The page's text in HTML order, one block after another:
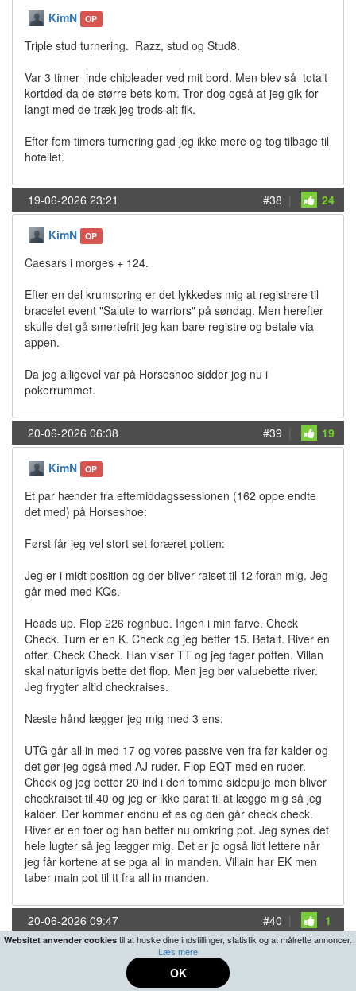
KimN OP
Triple stud turnering. Razz, stud og Stud8.
Var 3 timer inde chipleader ved mit bord. Men blev så totalt
kortdød da de større bets kom. Tror dog også at jeg gik for
langt med de træk jeg trods alt fik.
Efter fem timers turnering gad jeg ikke mere og tog tilbage til
hotellet.
19-06-2026 23:21 #38 | 24
KimN OP
Caesars i morges + 124.
Efter en del krumspring er det lykkedes mig at registrere til
bracelet event "Salute to warriors" på søndag. Men herefter
skulle det gå smertefrit jeg kan bare registre og betale via
appen.
Da jeg alligevel var på Horseshoe sidder jeg nu i
pokerrummet.
20-06-2026 06:38 #39 | 19
KimN OP
Et par hænder fra eftemiddagssessionen (162 oppe endte
det med) på Horseshoe:
Først får jeg vel stort set foræret potten:
Jeg er i midt position og der bliver raiset til 12 foran mig. Jeg
går med med KQs.
Heads up. Flop 226 regnbue. Ingen i min farve. Check
Check. Turn er en K. Check og jeg better 15. Betalt. River en
otter. Check Check. Han viser TT og jeg tager potten. Villan
skal naturligvis bette det flop. Men jeg bør valuebette river.
Jeg frygter altid checkraises.
Næste hånd lægger jeg mig med 3 ens:
UTG går all in med 17 og vores passive ven fra før kalder og
det gør jeg også med AJ ruder. Flop EQT med en ruder.
Check og jeg better 20 ind i den tomme sidepulje men bliver
checkraiset til 40 og jeg er ikke parat til at lægge mig så jeg
kalder. Der kommer endnu et es og den går check check.
River er en toer og han better nu omkring pot. Jeg synes det
hele lugter så jeg lægger mig. Det er jo også lidt lettere når
jeg får kortene at se pga all in manden. Villain har EK men
taber main pot til tt fra all in manden.
20-06-2026 09:47 #40 | 1
Hehe fed blogstil med korte haender, tanker og billeder,
Websitet anvender cookies til at huske dine indstillinger, statistik og at målrette annoncer.
Læs mere
OK